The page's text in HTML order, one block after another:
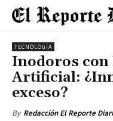
TECNOLOGÍA
Inodoros
Artificial:
exceso?
By Redacción El Reporte